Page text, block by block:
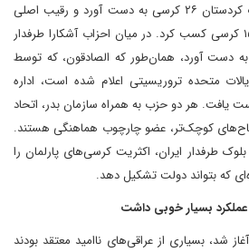
دوم قرار گرفت، حزب دموکرات کردستان ۲۶ کرسی به دست آورد و رقیب اصلی
آن، اتحادیه میهنی کردستان ۱۵ کرسی کسب کرد. در میان احزاب آشکارا طرفدار
قانون ۲۷ کرسی به دست آورد، همان‌طور که الصادقون، که توسط
متحده تروریسیتی اعلام شده است، اداره
یافت. هر دو حزب به همراه سازمان بدر، اتحاد
کوچک‌تر، عضو چارچوب هماهنگی هستند.
طرفدار ایران، اکثریت کرسی‌های پارلمان را
که بتواند دولت تشکیل دهد.
عملکرد بسیار خوبی داشت
شد، بسیاری از عراقی‌های ناامید معتقد بودند